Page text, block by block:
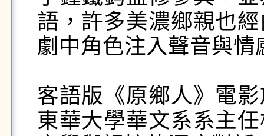
語，許多美濃鄉親也
劇中角色注入聲音與情
客語版《原鄉人》電
東華大學華文系系主